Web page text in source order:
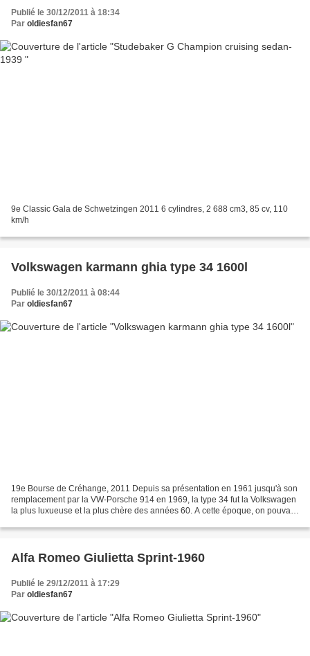
Publié le 30/12/2011 à 18:34
Par oldiesfan67
9e Classic Gala de Schwetzingen 2011 6 cylindres, 2 688 cm3, 85 cv, 110
km/h
Volkswagen karmann ghia type 34 1600l
Publié le 30/12/2011 à 08:44
Par oldiesfan67
19e Bourse de Créhange, 2011 Depuis sa présentation en 1961 jusqu'à son
remplacement par la VW-Porsche 914 en 1969, la type 34 fut la Volkswagen
la plus luxueuse et la plus chère des années 60. A cette époque, on pouvait
Alfa Romeo Giulietta Sprint-1960
Publié le 29/12/2011 à 17:29
Par oldiesfan67